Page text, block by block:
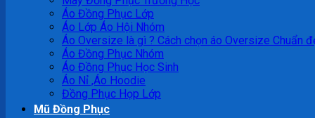
Áo Đồng Phục Lớp
Áo Lớp Áo Hội Nhóm
Áo Oversize là gì ? Cách chọn áo Oversize Chuẩn
Áo Đồng Phục Nhóm
Áo Đồng Phục Học Sinh
Áo Nỉ ,Áo Hoodie
Đồng Phục Họp Lớp
Mũ Đồng Phục